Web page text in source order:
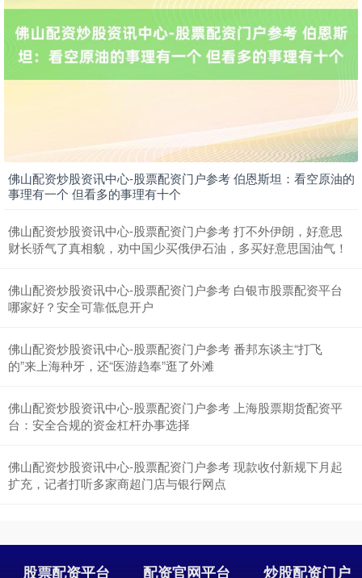
佛山配资炒股资讯中心-股票配资门户参考 伯恩斯坦：看空原油的
事理有一个 但看多的事理有十个
佛山配资炒股资讯中心-股票配资门户参考 打不外伊朗，好意思
财长骄气了真相貌，劝中国少买俄伊石油，多买好意思国油气！
佛山配资炒股资讯中心-股票配资门户参考 白银市股票配资平台
哪家好？安全可靠低息开户
佛山配资炒股资讯中心-股票配资门户参考 番邦东谈主“打飞
的”来上海种牙，还“医游趋奉”逛了外滩
佛山配资炒股资讯中心-股票配资门户参考 上海股票期货配资平
台：安全合规的资金杠杆办事选择
佛山配资炒股资讯中心-股票配资门户参考 现款收付新规下月起
扩充，记者打听多家商超门店与银行网点
股票配资平台 配资官网平台 炒股配资门户